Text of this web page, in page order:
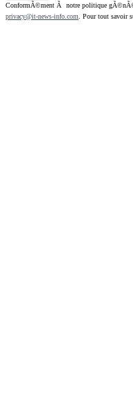
ConformÃ©ment Ã notre politique
privacy@it-news-info.com . Pour tout savoir